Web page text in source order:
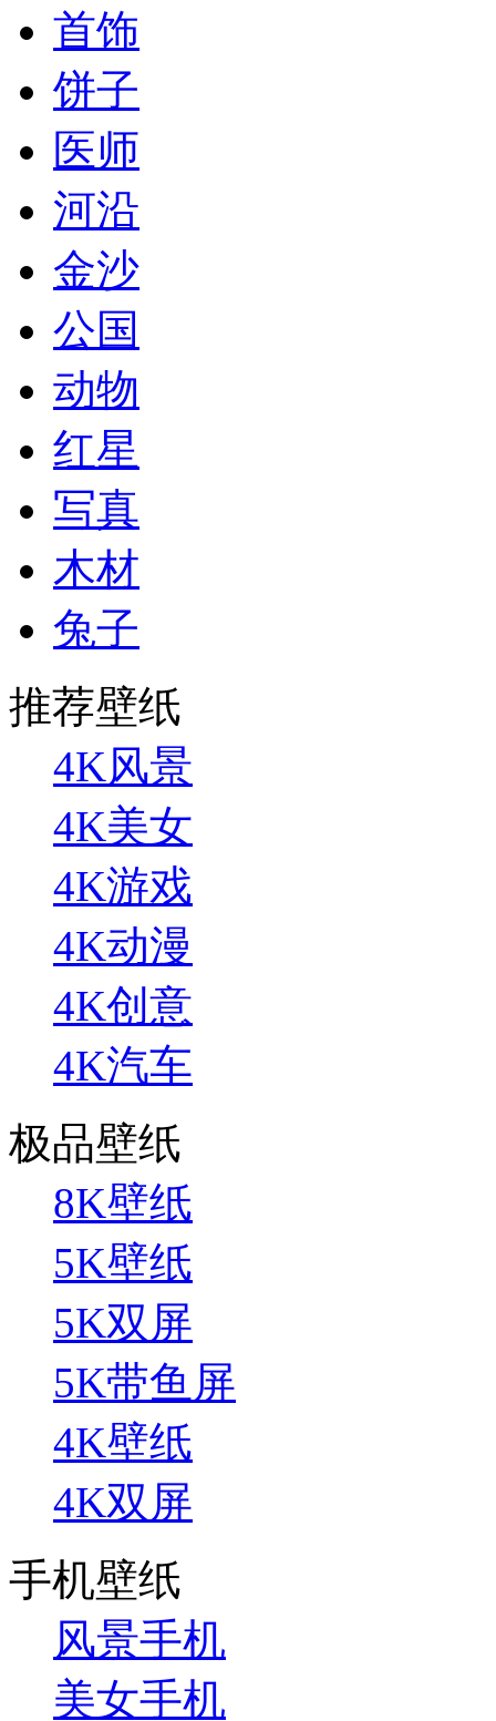
首饰
饼子
医师
河沿
金沙
公国
动物
红星
写真
木材
兔子
推荐壁纸
4K风景
4K美女
4K游戏
4K动漫
4K创意
4K汽车
极品壁纸
8K壁纸
5K壁纸
5K双屏
5K带鱼屏
4K壁纸
4K双屏
手机壁纸
风景手机
美女手机